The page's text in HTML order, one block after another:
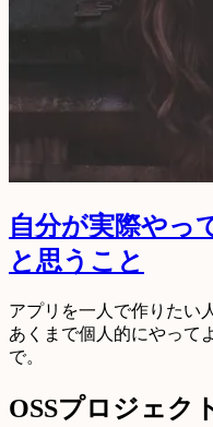
自分が実際やっ
と思うこと
アプリを一人で作りたい
あくまで個人的にやって
で。
OSSプロジェク